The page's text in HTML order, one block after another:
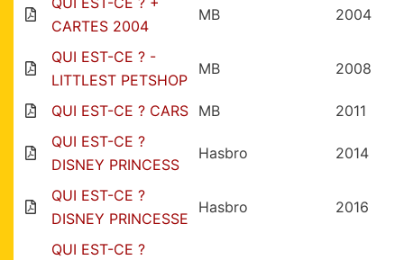
CARTES 2004
MB 2004
QUI EST-CE ? -
LITTLEST PETSHOP
MB 2008
QUI EST-CE ? CARS MB
2011
QUI EST-CE ?
DISNEY PRINCESS
Hasbro 2014
QUI EST-CE ?
DISNEY PRINCESSE
Hasbro 2016
QUI EST-CE ?